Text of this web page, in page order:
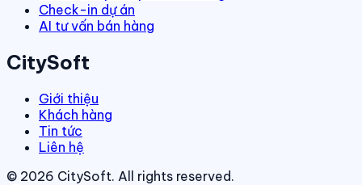
Check-in dự án
AI tư vấn bán hàng
CitySoft
Giới thiệu
Khách hàng
Tin tức
Liên hệ
© 2026 CitySoft. All rights reserved.